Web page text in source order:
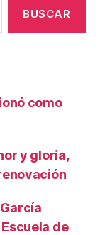
como
y gloria,
de